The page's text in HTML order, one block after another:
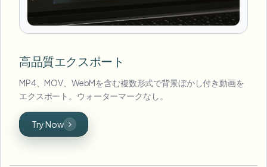
高品質エクスポート
MP4、MOV、WebMを含む複数形式で背景ぼかし付き動画を
エクスポート。ウォーターマークなし。
Try Now